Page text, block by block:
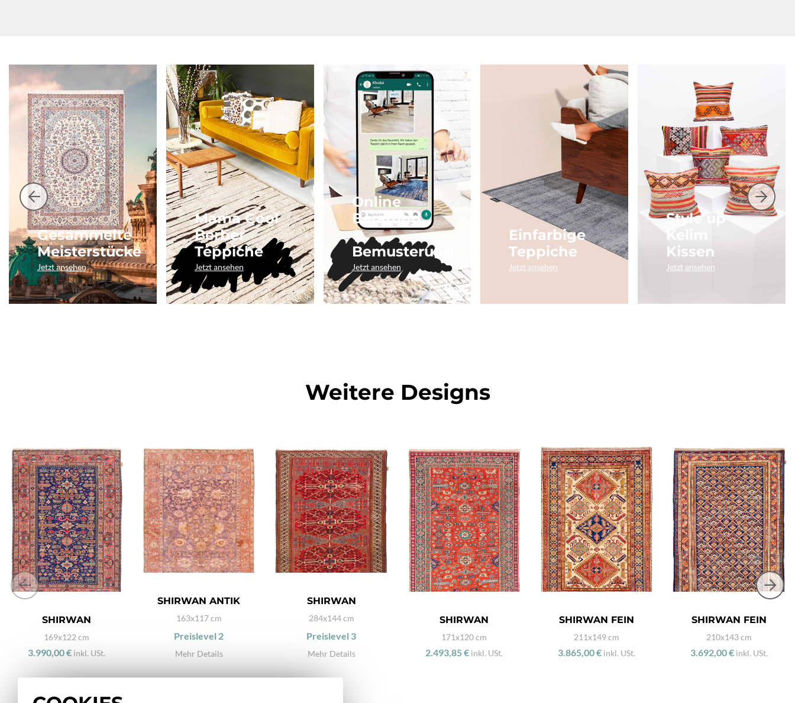
Gesammelte
Meisterstücke
Jetzt ansehen
Mama Cool
Berber
Teppiche
Jetzt ansehen
Online
Beratung
&
Bemusterung
Jetzt ansehen
Einfarbige
Teppiche
Jetzt ansehen
Style up
Kelim
Kissen
Jetzt ansehen
Weitere Designs
SHIRWAN
169x122 cm
3.990,00 € inkl. USt.
SHIRWAN ANTIK
163x117 cm
Preislevel 2
Mehr Details
SHIRWAN
284x144 cm
Preislevel 3
Mehr Details
SHIRWAN
171x120 cm
2.493,85 € inkl. USt.
SHIRWAN FEIN
211x149 cm
3.865,00 € inkl. USt.
SHIRWAN FEIN
210x143 cm
3.692,00 € inkl. USt.